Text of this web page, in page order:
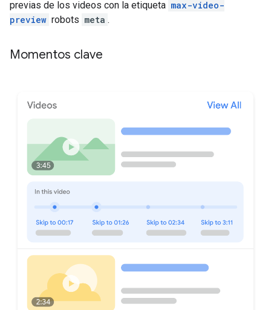
previas de los videos con la etiqueta max-video-
preview robots meta .
Momentos clave